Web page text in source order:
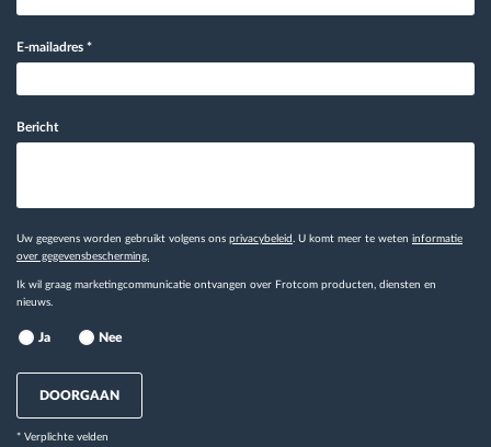
E-mailadres *
Bericht
Uw gegevens worden gebruikt volgens ons privacybeleid . U komt meer te weten informatie
over gegevensbescherming.
Ik wil graag marketingcommunicatie ontvangen over Frotcom producten, diensten en
nieuws.
Ja Nee
DOORGAAN
* Verplichte velden